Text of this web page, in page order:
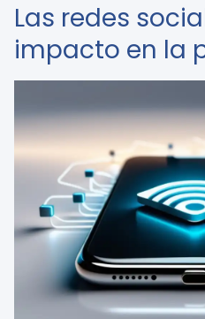
Las redes
impacto en la